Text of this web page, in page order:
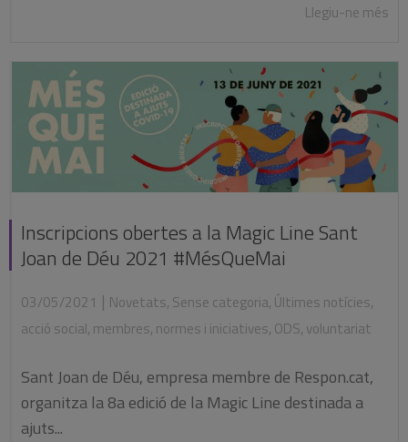
Llegiu-ne més
Inscripcions obertes a la Magic Line Sant
Joan de Déu 2021 #MésQueMai
03/05/2021 | Novetats, Sense categoria, Últimes notícies,
acció social, membres, normes i iniciatives, ODS, voluntariat
Sant Joan de Déu, empresa membre de Respon.cat,
organitza la 8a edició de la Magic Line destinada a
ajuts...